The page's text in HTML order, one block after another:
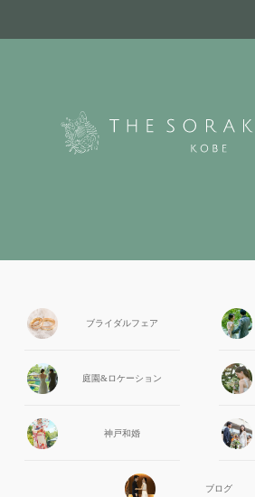
ブライダルフェア
庭園&ロケーション
神戸和婚
ブログ